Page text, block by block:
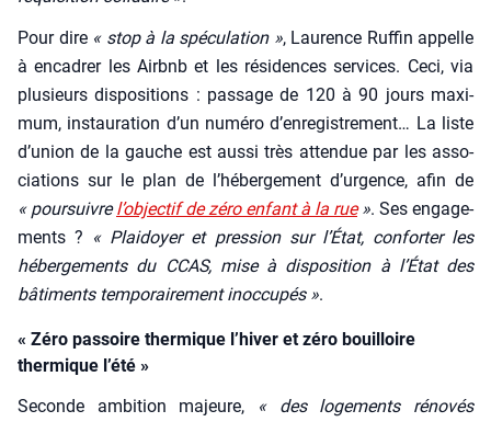
Pour dire « stop à la spé­cu­la­tion », Lau­rence Ruf­fin appelle
à enca­drer les Airbnb et les rési­dences ser­vices. Ceci, via
plu­sieurs dis­po­si­tions : pas­sage de 120 à 90 jours maxi­
mum, ins­tau­ra­tion d’un numé­ro d’en­re­gis­tre­ment… La liste
d’u­nion de la gauche est aus­si très atten­due par les asso­
cia­tions sur le plan de l’hé­ber­ge­ment d’ur­gence, afin de
« pour­suivrel’ob­jec­tif de zéro enfant à la rue». Ses enga­ge­
ments ? « Plai­doyer et pres­sion sur l’É­tat, confor­ter les
héber­ge­ments du CCAS, mise à dis­po­si­tion à l’É­tat des
bâti­ments tem­po­rai­re­ment inoc­cu­pés ».
« Zéro passoire thermique l’hiver et zéro bouilloire
thermique l’été »
Seconde ambi­tion majeure,
« des loge­ments réno­vés